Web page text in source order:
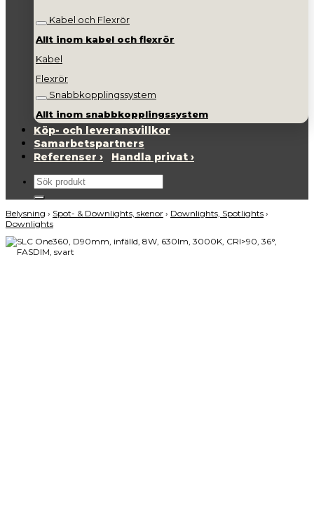
Kabel och Flexrör
Allt inom kabel och flexrör
Kabel
Flexrör
Snabbkopplingssystem
Allt inom snabbkopplingssystem
Köp- och leveransvillkor
Samarbetspartners
Referenser ›
Handla privat ›
Sök
efter:
Belysning › Spot- & Downlights, skenor › Downlights, Spotlights ›
Downlights